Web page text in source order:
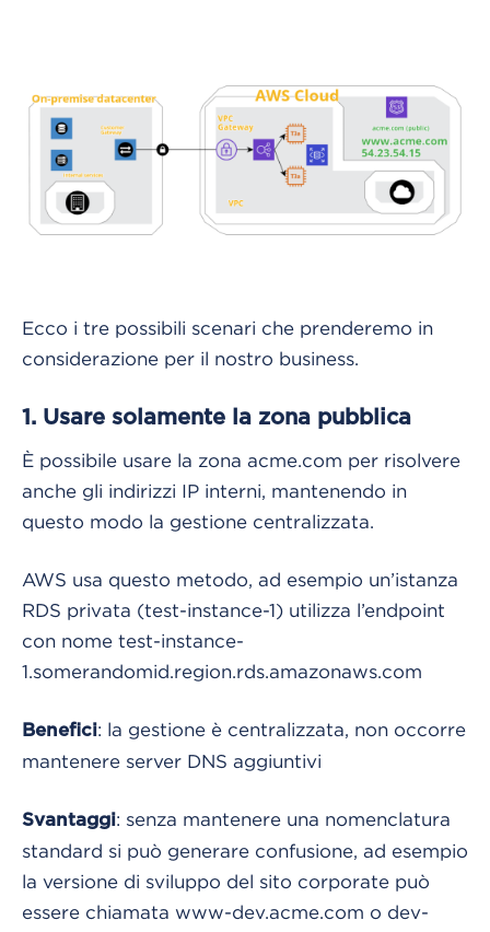
Ecco i tre possibili scenari che prenderemo in
considerazione per il nostro business.
1. Usare solamente la zona pubblica
È possibile usare la zona acme.com per risolvere
anche gli indirizzi IP interni, mantenendo in
questo modo la gestione centralizzata.
AWS usa questo metodo, ad esempio un’istanza
RDS privata (test-instance-1) utilizza l’endpoint
con nome test-instance-
1.somerandomid.region.rds.amazonaws.com
Benefici: la gestione è centralizzata, non occorre
mantenere server DNS aggiuntivi
Svantaggi: senza mantenere una nomenclatura
standard si può generare confusione, ad esempio
la versione di sviluppo del sito corporate può
essere chiamata www-dev.acme.com o dev-